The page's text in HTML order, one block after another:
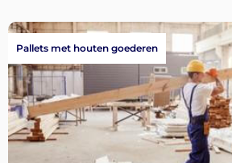
Pallets met houten goederen